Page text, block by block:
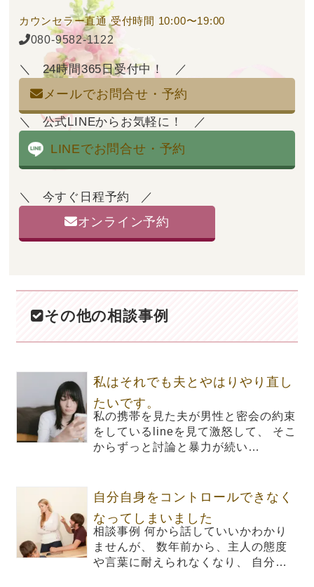
カウンセラー直通 受付時間 10:00〜19:00
080-9582-1122
24時間365日受付中！
メールでお問合せ・予約
公式LINEからお気軽に！
LINEでお問合せ・予約
今すぐ日程予約
オンライン予約
その他の相談事例
私はそれでも夫とやはりやり直し
たいです。
私の携帯を見た夫が男性と密会の約束
をしているlineを見て激怒して、 そこ
からずっと討論と暴力が続い…
自分自身をコントロールできなく
なってしまいました
相談事例 何から話していいかわかり
ませんが、 数年前から、主人の態度
や言葉に耐えられなくなり、 自分…